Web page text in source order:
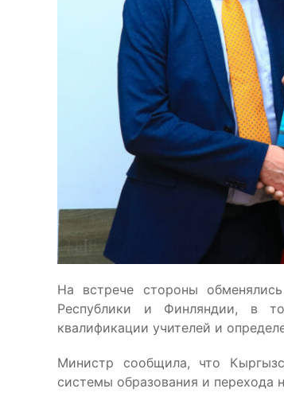
На встрече стороны
Республики и Финляндии, в
квалификации учителей и
Министр сообщила, что
системы образования и перехода